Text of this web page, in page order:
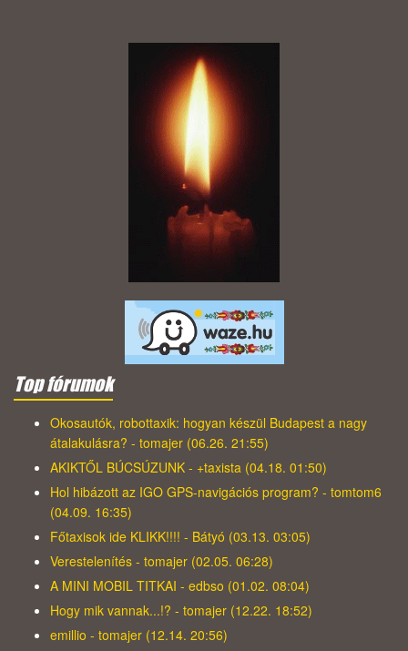
Top fórumok
Okosautók, robottaxik: hogyan készül Budapest a nagy
átalakulásra? - tomajer (06.26. 21:55)
AKIKTŐL BÚCSÚZUNK - +taxista (04.18. 01:50)
Hol hibázott az IGO GPS-navigációs program? - tomtom6
(04.09. 16:35)
Főtaxisok ide KLIKK!!!! - Bátyó (03.13. 03:05)
Verestelenítés - tomajer (02.05. 06:28)
A MINI MOBIL TITKAI - edbso (01.02. 08:04)
Hogy mik vannak...!? - tomajer (12.22. 18:52)
emillio - tomajer (12.14. 20:56)